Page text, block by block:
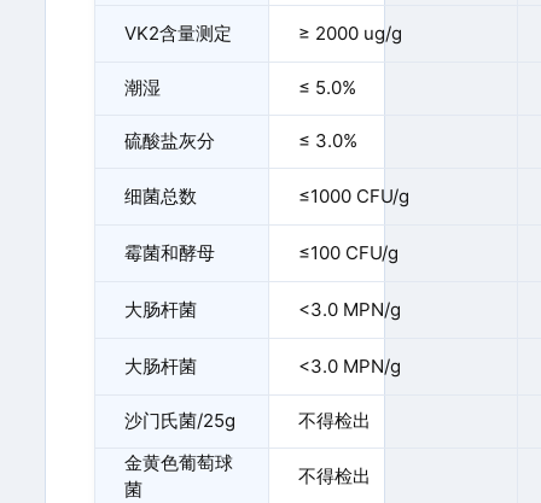
VK2含量测定 ≥ 2000 ug/g
潮湿 ≤ 5.0%
硫酸盐灰分 ≤ 3.0%
细菌总数 ≤1000 CFU/g
霉菌和酵母 ≤100 CFU/g
大肠杆菌 <3.0 MPN/g
大肠杆菌 <3.0 MPN/g
沙门氏菌/25g
不得检出
金黄色葡萄球
菌
不得检出